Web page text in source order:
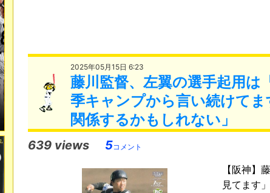
2025年05月15日 6:23
藤川監督、左翼の選手起用は
季キャンプから言い続けて
関係するかもしれない」
639 views 5コメント
【阪神】
見てます